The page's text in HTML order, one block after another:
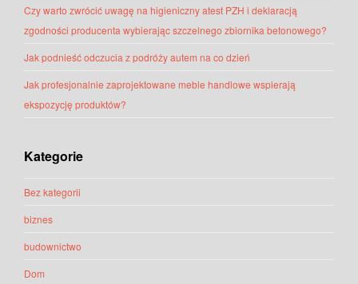
Czy warto zwrócić uwagę na higieniczny atest PZH i deklaracją
zgodności producenta wybierając szczelnego zbiornika betonowego?
Jak podnieść odczucia z podróży autem na co dzień
Jak profesjonalnie zaprojektowane meble handlowe wspierają
ekspozycję produktów?
Kategorie
Bez kategorii
biznes
budownictwo
Dom